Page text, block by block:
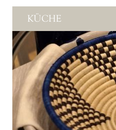
KÜCHE